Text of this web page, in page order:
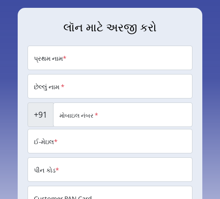
લૉન માટે અરજી કરો
પ્રથમ નામ*
છેલ્લું નામ*
+91 મોબાઇલ નંબર*
ઈ-મેઇલ*
પીન કોડ*